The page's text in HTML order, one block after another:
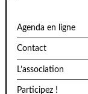
Agenda en ligne
Contact
L’association
Participez !